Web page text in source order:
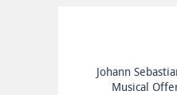
Johann
Musical